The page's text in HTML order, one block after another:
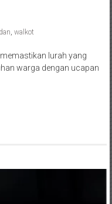
walkot
lurah yang
warga dengan ucapan